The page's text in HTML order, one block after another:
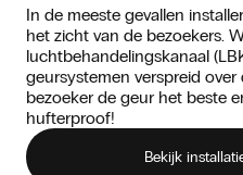
In de meeste gevallen
het zicht van de bezoekers.
luchtbehandelingskanaal
geursystemen verspreid
bezoeker de geur het beste
hufterproof!
Bekijk